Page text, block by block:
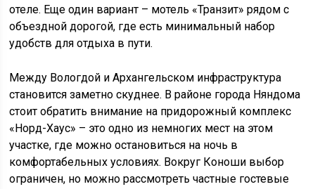
отеле. Еще один вариант – мотель «Транзит» рядом с
объездной дорогой, где есть минимальный набор
удобств для отдыха в пути.
Между Вологдой и Архангельском инфраструктура
становится заметно скуднее. В районе города Няндома
стоит обратить внимание на придорожный комплекс
«Норд-Хаус» – это одно из немногих мест на этом
участке, где можно остановиться на ночь в
комфортабельных условиях. Вокруг Коноши выбор
ограничен, но можно рассмотреть частные гостевые